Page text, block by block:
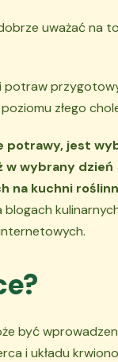
uważać na
potraw
złego
potrawy, jest
w wybrany dzień
na kuchni
być
i układu